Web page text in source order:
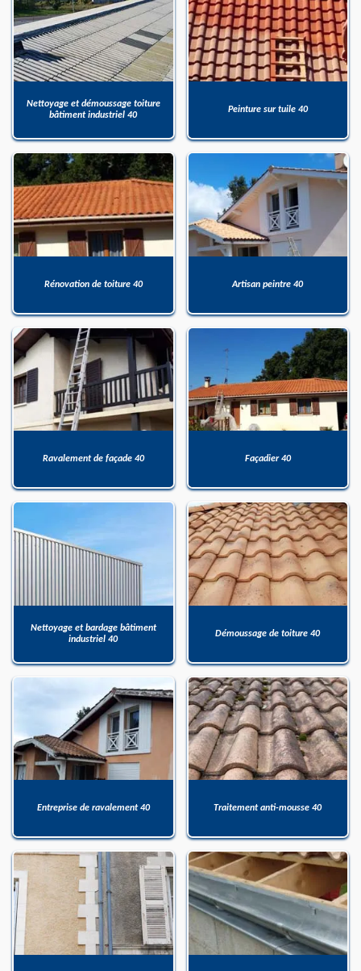
Nettoyage et démoussage toiture
bâtiment industriel 40
Peinture sur tuile 40
Rénovation de toiture 40 Artisan peintre 40
Ravalement de façade 40 Façadier 40
Nettoyage et bardage bâtiment
industriel 40
Démoussage de toiture 40
Entreprise de ravalement 40 Traitement anti-mousse 40